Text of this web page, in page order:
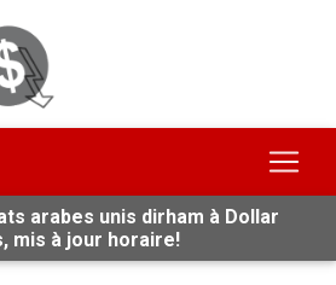
arabes unis dirham à Dollar
mis à jour horaire!